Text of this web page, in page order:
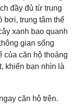
đầy đủ từ trung
bơi, trung tâm thể
xanh bao quanh
gian sống
của căn hộ thoáng
khiến bạn nhìn là
căn hộ trên.